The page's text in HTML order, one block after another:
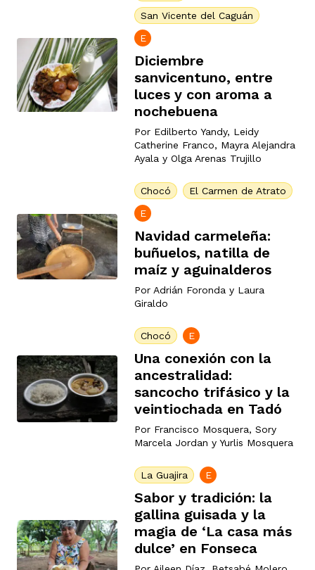
San Vicente del Caguán
E
Diciembre
sanvicentuno, entre
luces y con aroma a
nochebuena
Por Edilberto Yandy, Leidy
Catherine Franco, Mayra Alejandra
Ayala y Olga Arenas Trujillo
Chocó
El Carmen de Atrato
E
Navidad carmeleña:
buñuelos, natilla de
maíz y aguinalderos
Por Adrián Foronda y Laura
Giraldo
Chocó E
Una conexión con la
ancestralidad:
sancocho trifásico y la
veintiochada en Tadó
Por Francisco Mosquera, Sory
Marcela Jordan y Yurlis Mosquera
La Guajira E
Sabor y tradición: la
gallina guisada y la
magia de ‘La casa más
dulce’ en Fonseca
del Cesar
nuestro contenido